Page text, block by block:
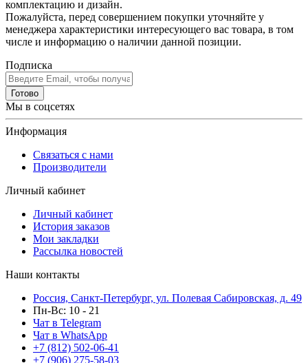
комплектацию и дизайн.
Пожалуйста, перед совершением покупки уточняйте у
менеджера характеристики интересующего вас товара, в том
числе и информацию о наличии данной позиции.
Подписка
Готово
Мы в соцсетях
Информация
Связаться с нами
Производители
Личный кабинет
Личный кабинет
История заказов
Мои закладки
Рассылка новостей
Наши контакты
Россия, Санкт-Петербург, ул. Полевая Сабировская, д. 49
Пн-Вс: 10 - 21
Чат в Telegram
Чат в WhatsApp
+7 (812) 502-06-41
+7 (906) 275-58-03